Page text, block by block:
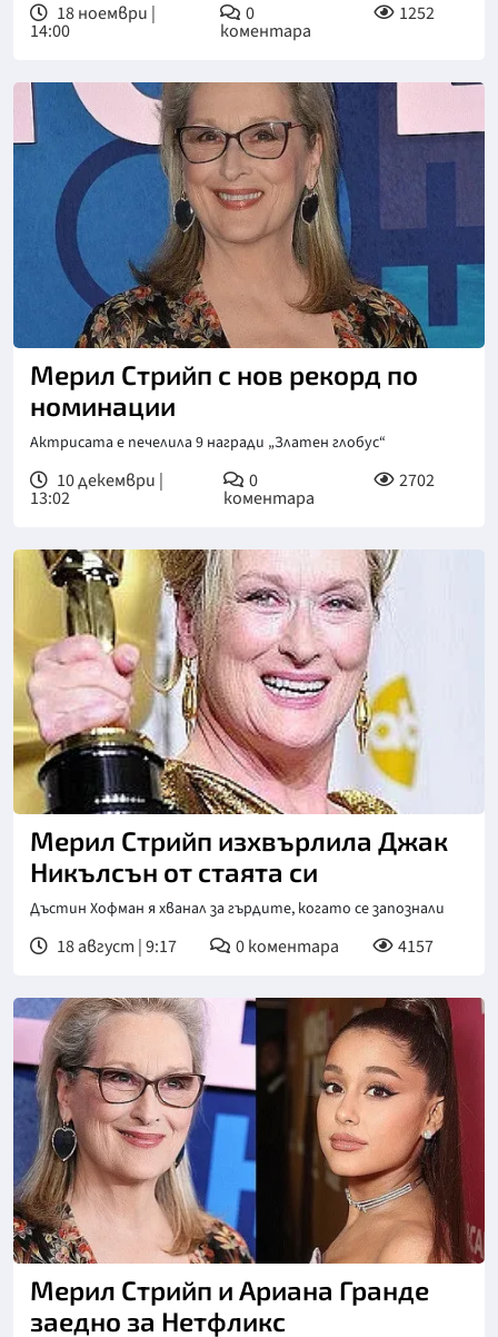
18 ноември |
14:00
0
коментара
1252
Мерил Стрийп с нов рекорд по
номинации
Актрисата е печелила 9 награди „Златен глобус“
10 декември |
13:02
0
коментара
2702
Мерил Стрийп изхвърлила Джак
Никълсън от стаята си
Дъстин Хофман я хванал за гърдите, когато се запознали
18 август | 9:17 0коментара 4157
Мерил Стрийп и Ариана Гранде
заедно за Нетфликс